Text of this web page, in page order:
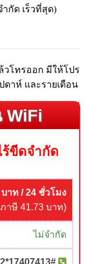
ำกัด เร็วที่สุด)
วโทรออก มีให้โปร
ดาห์ และรายเดือน
WiFi
ร้ขีดจำกัด
บาท / 24 ชั่วโมง
าษี 41.73 บาท)
ไม่จำกัด